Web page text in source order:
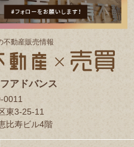
不動産販売情報
アドバンス
0011
東3-25-11
比寿ビル4階